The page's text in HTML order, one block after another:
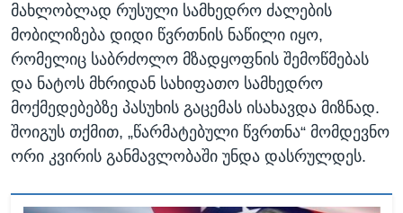
მახლობლად რუსული სამხედრო ძალების
მობილიზება დიდი წვრთნის ნაწილი იყო,
რომელიც საბრძოლო მზადყოფნის შემოწმებას
და ნატოს მხრიდან სახიფათო სამხედრო
მოქმედებებზე პასუხის გაცემას ისახავდა მიზნად.
შოიგუს თქმით, „წარმატებული წვრთნა“ მომდევნო
ორი კვირის განმავლობაში უნდა დასრულდეს.